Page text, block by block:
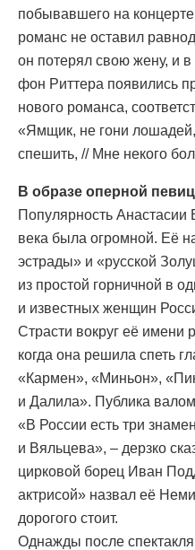
побывавшего на
романс не оставил
он потерял свою жену, и
фон Риттера появились
нового романса,
«Ямщик, не гони
спешить, // Мне некого
В образе оперной
Популярность Анастасии
века была огромной. Её
эстрады» и «русской
из простой горничной в
и известных женщин
Страсти вокруг её имени
когда она решила спеть
«Кармен», «Миньон»,
и Далила». Публика
«В России есть три
и Вяльцева», – дерзко
цирковой борец Иван
актрисой» назвал её
дорогого стоит.
Однажды после спектакля